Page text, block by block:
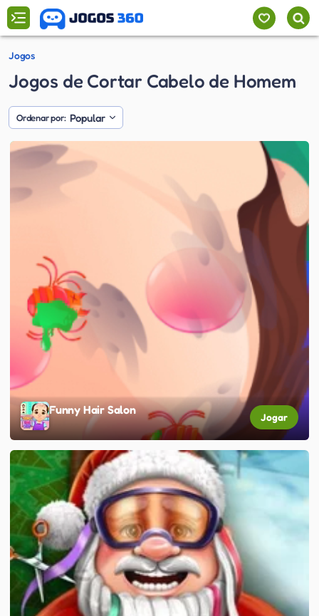
Jogos
Jogos de Cortar Cabelo de Homem
Ordenar por: Popular
Funny Hair Salon
Jogar